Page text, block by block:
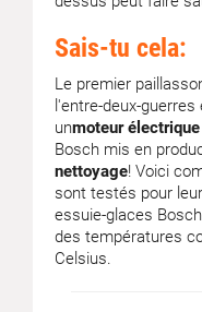
Sais-tu cela:
Le premier
l'entre-deux-
unmoteur électrique
Bosch mis en
nettoyage! Voici
sont testés pour leur
essuie-glaces
des températures
Celsius.